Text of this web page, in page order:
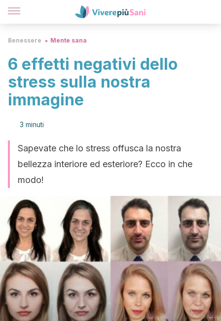
Benessere Mente sana
6 effetti negativi dello
stress sulla nostra
immagine
3 minuti
Sapevate che lo stress offusca la nostra
bellezza interiore ed esteriore? Ecco in che
modo!